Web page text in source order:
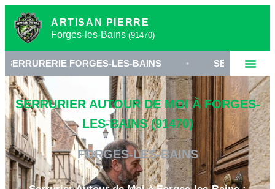
ARTISAN PIERRE
Forges-les-Bains (91470)
FORGES-LES-BAINS • SERRURIER 91470
SERRURIER AUTOUR DE MOI À FORGES-
LES-BAINS (91470)
FORGES-LES-BAINS